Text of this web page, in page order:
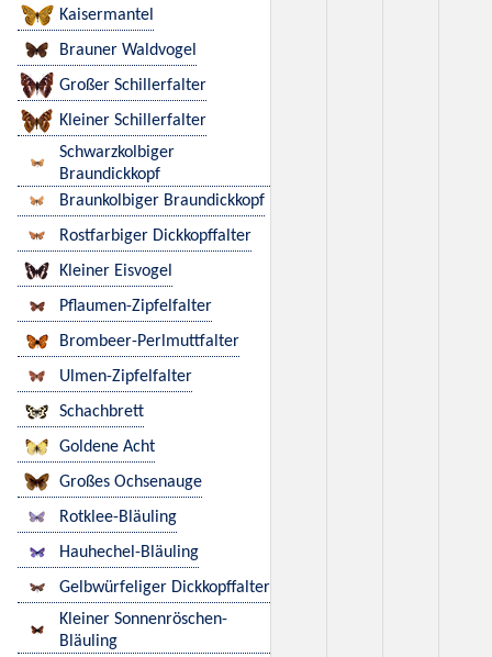
Kaisermantel
Brauner Waldvogel
Großer Schillerfalter
Kleiner Schillerfalter
Schwarzkolbiger
Braundickkopf
Braunkolbiger Braundickkopf
Rostfarbiger Dickkopffalter
Kleiner Eisvogel
Pflaumen-Zipfelfalter
Brombeer-Perlmuttfalter
Ulmen-Zipfelfalter
Schachbrett
Goldene Acht
Großes Ochsenauge
Rotklee-Bläuling
Hauhechel-Bläuling
Gelbwürfeliger Dickkopffalter
Kleiner Sonnenröschen-
Bläuling